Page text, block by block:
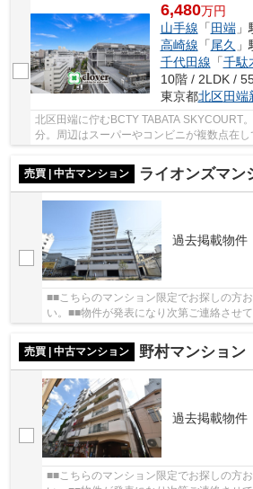
6,480万円
山手線 「 田端」
高崎線 「尾久
千代田線 「千駄
10階 / 2LDK /
東京都北区田端
北区田端に佇むBCTY TABATA SKYCOURT
分。周辺はスーパーやコンビニが複数点在
売買 | 中古マンション
ライオンズマン
過去掲載物件
■■こちらのマンション限定でお探しの方
い。■■物件が発表になり次第ご連絡させて
売買 | 中古マンション 野村マンション
過去掲載物件
■■こちらのマンション限定でお探しの方